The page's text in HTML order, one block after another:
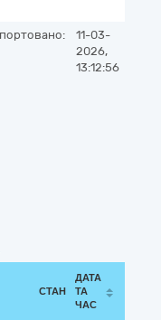
11-03-
2026,
13:12:56
СТАН
ДАТА
ТА
ЧАС